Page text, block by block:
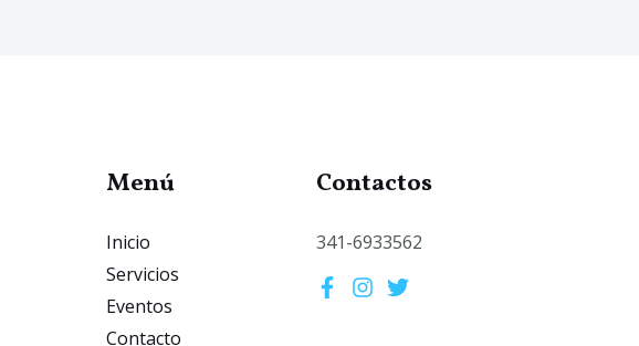
Menú
Inicio
Servicios
Eventos
Contacto
Contactos
341-6933562